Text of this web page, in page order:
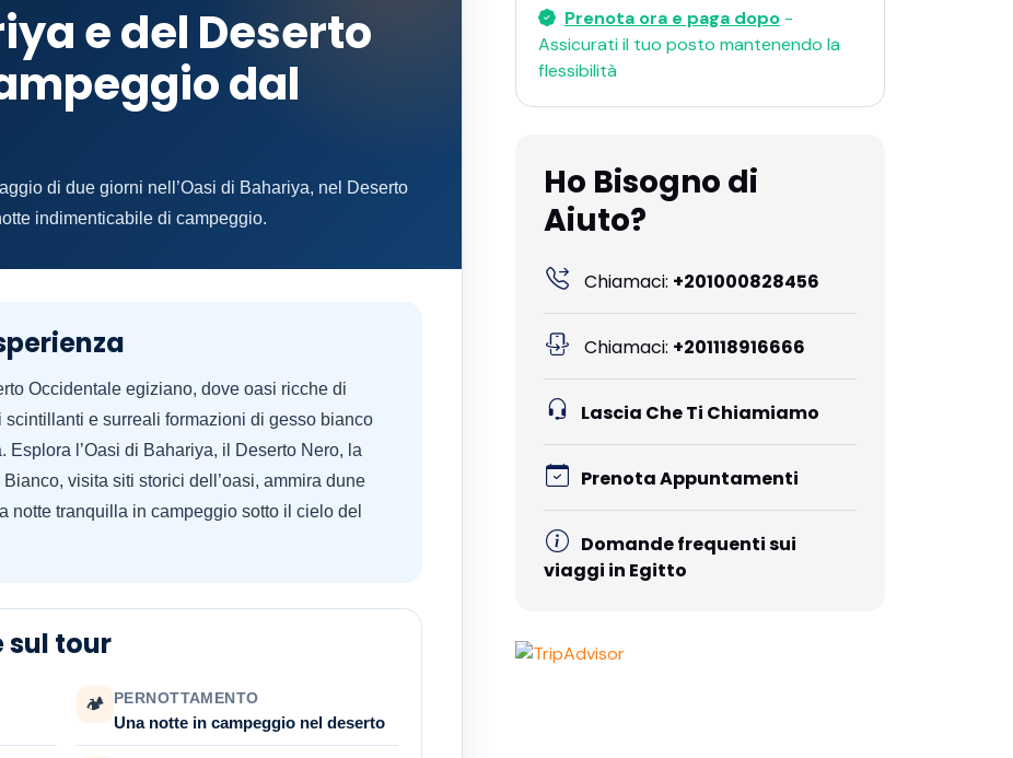
e del Deserto
dal
di due giorni nell’Oasi di Bahariya, nel Deserto
indimenticabile di campeggio.
Occidentale egiziano, dove oasi ricche di
e surreali formazioni di gesso bianco
Esplora l’Oasi di Bahariya, il Deserto Nero, la
visita siti storici dell’oasi, ammira dune
notte tranquilla in campeggio sotto il cielo del
sul tour
🏕 PERNOTTAMENTO
Una notte in campeggio nel deserto
Prenota ora e paga dopo -
Assicurati il ​​tuo posto mantenendo la
flessibilità
Ho Bisogno di
Aiuto?
Chiamaci: +201000828456
Chiamaci: +201118916666
Lascia Che Ti Chiamiamo
Prenota Appuntamenti
Domande frequenti sui
viaggi in Egitto